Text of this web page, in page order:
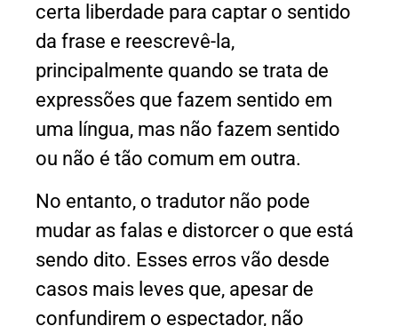
certa liberdade para captar o sentido
da frase e reescrevê-la,
principalmente quando se trata de
expressões que fazem sentido em
uma língua, mas não fazem sentido
ou não é tão comum em outra.
No entanto, o tradutor não pode
mudar as falas e distorcer o que está
sendo dito. Esses erros vão desde
casos mais leves que, apesar de
confundirem o espectador, não